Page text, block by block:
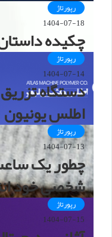
رپورتاژ
1404-07-18
چکیده
رپورتاژ
1404-07-14
دستگاه
اطلس یونیون
رپورتاژ
1404-07-13
چطور یک
شخصی خود
رپورتاژ
1404-07-15